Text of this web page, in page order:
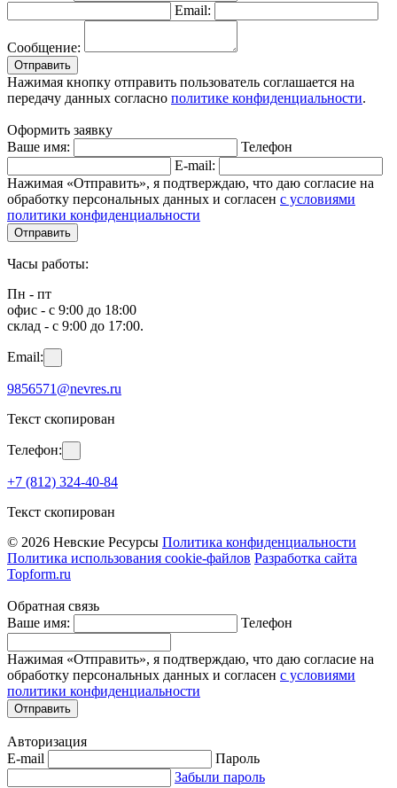
Email:
Сообщение:
Отправить
Нажимая кнопку отправить пользователь соглашается на
передачу данных согласно политике конфиденциальности.
Оформить заявку
Ваше имя:
Телефон
E-mail:
Нажимая «Отправить», я подтверждаю, что даю согласие на
обработку персональных данных и согласен с условиями
политики конфиденциальности
Отправить
Часы работы:
Пн - пт
офис - с 9:00 до 18:00
склад - с 9:00 до 17:00.
Email:
9856571@nevres.ru
Текст скопирован
Телефон:
+7 (812) 324-40-84
Текст скопирован
© 2026 Невские Ресурсы Политика конфиденциальности
Политика использования cookie-файлов Разработка сайта
Topform.ru
Обратная связь
Ваше имя:
Телефон
Нажимая «Отправить», я подтверждаю, что даю согласие на
обработку персональных данных и согласен с условиями
политики конфиденциальности
Отправить
Авторизация
E-mail
Пароль
Забыли пароль